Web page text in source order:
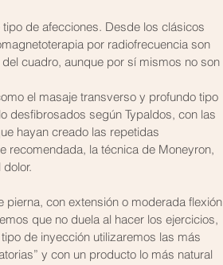
de afecciones. Desde los clásicos
por radiofrecuencia son
cuadro, aunque por sí mismos no son
el masaje transverso y profundo tipo
desfibrosados según Typaldos, con las
hayan creado las repetidas
recomendada, la técnica de Moneyron,
con extensión o moderada flexión
que no duela al hacer los ejercicios,
de inyección utilizaremos las más
y con un producto lo más natural